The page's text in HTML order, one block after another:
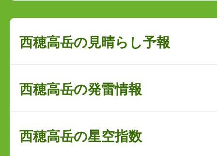
西穂高岳の見晴らし予報
西穂高岳の発雷情報
西穂高岳の星空指数